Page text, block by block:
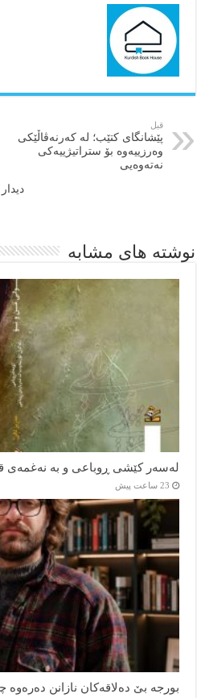
قبل
پێشانگای کتێب؛ لە کەرنەڤاڵێکی
وەرزییەوە بۆ ستراتیژییەکی
نەتەوەیی
نوشته های مشابه
لەسەر کێشی ڕوباعی و به نەغمەی
23 ساعت پیش
بورجە بێ دەلاقەکان نازانن